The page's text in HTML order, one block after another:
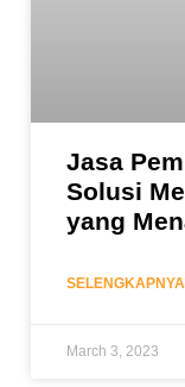
Jasa
Solusi
yang
March 3, 2023